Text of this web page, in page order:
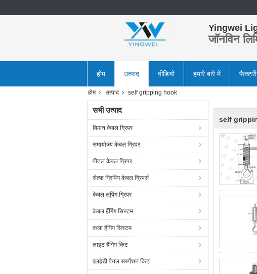
Yingwei
जॉनविन
होम उत्पाद वीडियो हमारे बारे में फैक्टरी
होम उत्पाद self gripping hook
सभी उत्पाद
विमान केबल ग्रिपर
समायोज्य केबल ग्रिपर
पीतल केबल ग्रिपर
सेल्फ ग्रिपिंग केबल ग्रिपर्स
केबल लूपिंग ग्रिपर
केबल हैंगिंग सिस्टम
कला हैंगिंग सिस्टम
लाइट हैंगिंग किट
एलईडी पैनल सस्पेंशन किट
self